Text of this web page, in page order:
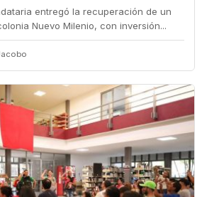
entregó la recuperación de un
Nuevo Milenio, con inversión...